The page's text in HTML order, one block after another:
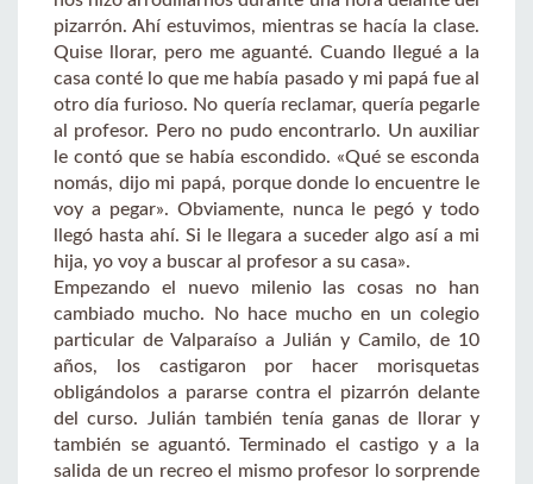
pizarrón. Ahí estuvimos, mientras se hacía la clase.
Quise llorar, pero me aguanté. Cuando llegué a la
casa conté lo que me había pasado y mi papá fue al
otro día furioso. No quería reclamar, quería pegarle
al profesor. Pero no pudo encontrarlo. Un auxiliar
le contó que se había escondido. «Qué se esconda
nomás, dijo mi papá, porque donde lo encuentre le
voy a pegar». Obviamente, nunca le pegó y todo
llegó hasta ahí. Si le llegara a suceder algo así a mi
hija, yo voy a buscar al profesor a su casa».
Empezando el nuevo milenio las cosas no han
cambiado mucho. No hace mucho en un colegio
particular de Valparaíso a Julián y Camilo, de 10
años, los castigaron por hacer morisquetas
obligándolos a pararse contra el pizarrón delante
del curso. Julián también tenía ganas de llorar y
también se aguantó. Terminado el castigo y a la
salida de un recreo el mismo profesor lo sorprende